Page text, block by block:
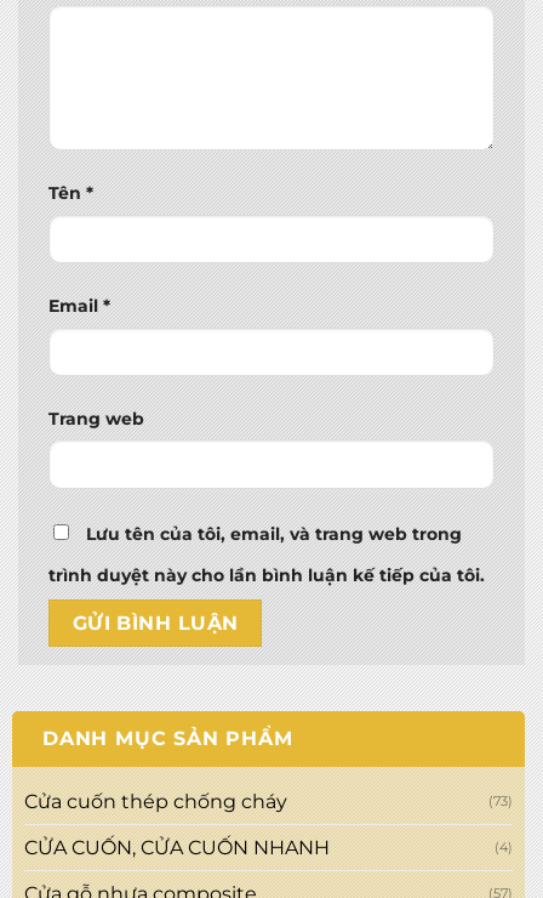
Tên*
Email*
Trang web
Lưu tên của tôi, email, và trang web trong
trình duyệt này cho lần bình luận kế tiếp của tôi.
DANH MỤC SẢN PHẨM
Cửa cuốn thép chống cháy (73)
CỬA CUỐN, CỬA CUỐN NHANH (4)
(57)